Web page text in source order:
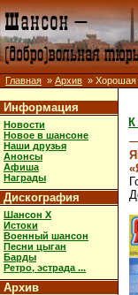
Главная » Архив » Хорошая
Информация
Новости
Новое в шансоне
Наши друзья
Анонсы
Афиша
Награды
Дискография
Шансон X
Истоки
Военный шансон
Песни цыган
Барды
Ретро, эстрада ...
Архив